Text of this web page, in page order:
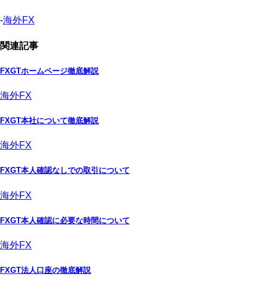
-海外FX
関連記事
FXGTホームページ徹底解説
海外FX
FXGT本社について徹底解説
海外FX
FXGT本人確認なしでの取引について
海外FX
FXGT本人確認に必要な時間について
海外FX
FXGT法人口座の徹底解説